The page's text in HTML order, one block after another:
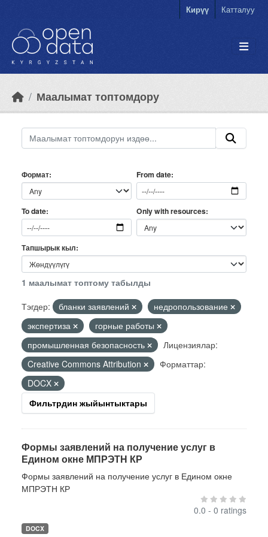
Кирүү Катталуу
Маалымат топтомдору
Формат From date
To date Only with resources
Тапшырык кыл
1 маалымат топтому табылды
Тэгдер:
бланки заявлений
недропользование
экспертиза
горные работы
промышленная безопасность
Лицензиялар:
Creative Commons Attribution
Форматтар:
DOCX
Фильтрдин жыйынтыктары
Формы заявлений на получение услуг в
Едином окне МПРЭТН КР
Формы заявлений на получение услуг в Едином окне
МПРЭТН КР
0.0 - 0 ratings
DOCX